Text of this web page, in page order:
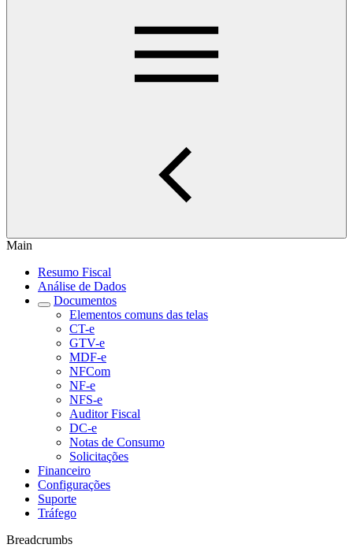
Main
Resumo Fiscal
Análise de Dados
Documentos
Elementos comuns das telas
CT-e
GTV-e
MDF-e
NFCom
NF-e
NFS-e
Auditor Fiscal
DC-e
Notas de Consumo
Solicitações
Financeiro
Configurações
Suporte
Tráfego
Breadcrumbs